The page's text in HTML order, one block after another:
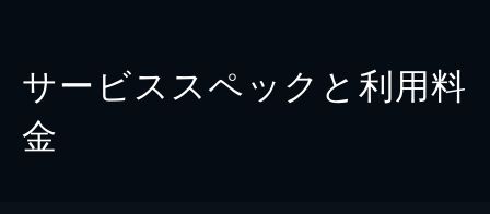
サービススペックと利用料
金